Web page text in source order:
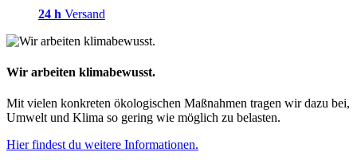
24 h Versand
Wir arbeiten klimabewusst.
Mit vielen konkreten ökologischen Maßnahmen tragen wir dazu bei,
Umwelt und Klima so gering wie möglich zu belasten.
Hier findest du weitere Informationen.